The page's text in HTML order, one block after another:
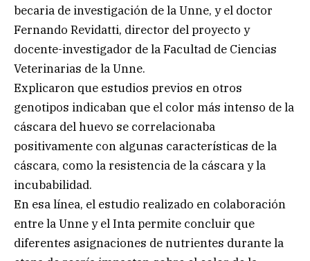
becaria de investigación de la Unne, y el doctor
Fernando Revidatti, director del proyecto y
docente-investigador de la Facultad de Ciencias
Veterinarias de la Unne.
Explicaron que estudios previos en otros
genotipos indicaban que el color más intenso de la
cáscara del huevo se correlacionaba
positivamente con algunas características de la
cáscara, como la resistencia de la cáscara y la
incubabilidad.
En esa línea, el estudio realizado en colaboración
entre la Unne y el Inta permite concluir que
diferentes asignaciones de nutrientes durante la